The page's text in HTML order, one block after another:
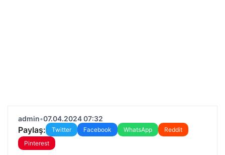
admin•07.04.2024 07:32
Paylaş: Twitter Facebook WhatsApp
Reddit
Pinterest